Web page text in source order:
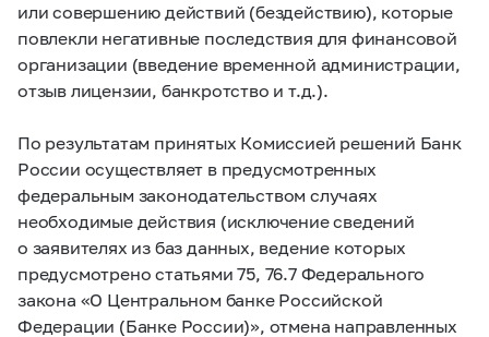
или совершению действий (бездействию), которые
повлекли негативные последствия для финансовой
организации (введение временной администрации,
отзыв лицензии, банкротство и т.д.).
По результатам принятых Комиссией решений Банк
России осуществляет в предусмотренных
федеральным законодательством случаях
необходимые действия (исключение сведений
о заявителях из баз данных, ведение которых
предусмотрено статьями 75, 76.7 Федерального
закона «О Центральном банке Российской
Федерации (Банке России)», отмена направленных